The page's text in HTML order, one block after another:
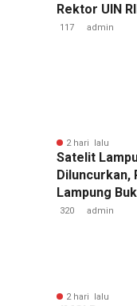
Rektor UIN
Penguatan
117 admin
2 hari lalu
Satelit
Diluncurkan,
Lampung
Baru
320 admin
2 hari lalu